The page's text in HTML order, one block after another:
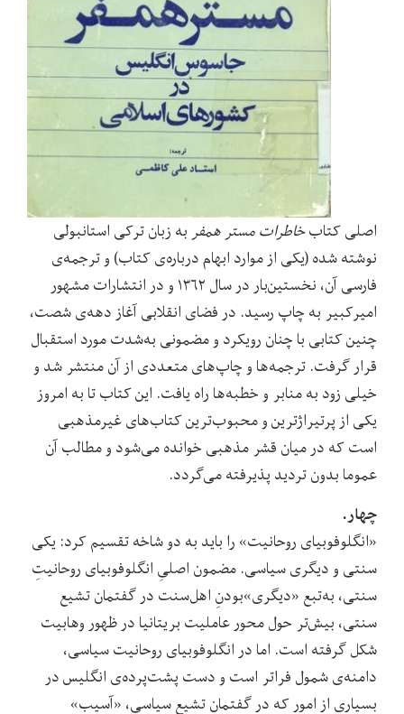
اصلی کتابخاطرات مستر همفر به زبان ترکی استانبولی
نوشته شده (یکی از موارد ابهام درباره‌ی کتاب) و ترجمه‌ی
فارسی آن، نخستین‌بار در سال ۱۳۶۲ و در انتشارات مشهور
امیرکبیر به چاپ رسید. در فضای انقلابی آغاز دهه‌ی شصت،
چنین کتابی با چنان رویکرد و مضمونی به‌شدت مورد استقبال
قرار گرفت. ترجمه‌ها و چاپ‌های متعددی از آن منتشر شد و
خیلی زود به منابر و خطبه‌ها راه یافت. این کتاب تا به امروز
یکی از پرتیراژترین و محبوب‌ترین کتاب‌های غیرمذهبی
است که در میان قشر مذهبی خوانده ‌می‌شود و مطالب آن
عموما بدون تردید پذیرفته می‌گردد.
چهار.
«انگلوفوبیای روحانیت» را باید به دو شاخه تقسیم کرد: یکی
سنتی و دیگری سیاسی. مضمون اصلیِ انگلوفوبیای روحانیتِ
سنتی، به‌تبع «دیگری»‌بودنِ اهل‌سنت در گفتمان تشیع
سنتی، بیش‌تر حول محور عاملیت بریتانیا در ظهور وهابیت
شکل گرفته است. اما در انگلوفوبیای روحانیت سیاسی،
دامنه‌ی شمول فراتر است و دست پشت‌پرده‌ی انگلیس در
بسیاری از امور که در گفتمان تشیع سیاسی، «آسیب»